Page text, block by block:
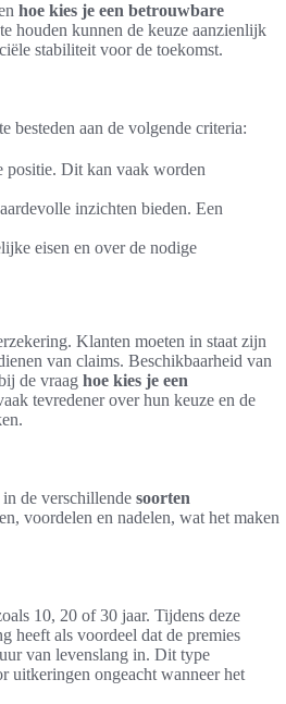
hoe kies je een betrouwbare
houden kunnen de keuze aanzienlijk
stabiliteit voor de toekomst.
besteden aan de volgende criteria:
positie. Dit kan vaak worden
inzichten bieden. Een
eisen en over de nodige
Klanten moeten in staat zijn
van claims. Beschikbaarheid van
de vraag hoe kies je een
tevredener over hun keuze en de
de verschillende soorten
voordelen en nadelen, wat het maken
10, 20 of 30 jaar. Tijdens deze
heeft als voordeel dat de premies
van levenslang in. Dit type
uitkeringen ongeacht wanneer het